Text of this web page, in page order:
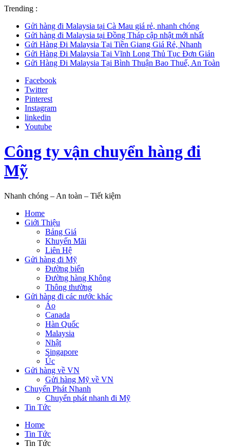
Trending :
Gửi hàng đi Malaysia tại Cà Mau giá rẻ, nhanh chóng
Gửi hàng đi Malaysia tại Đồng Tháp cập nhật mới nhất
Gửi Hàng Đi Malaysia Tại Tiền Giang Giá Rẻ, Nhanh
Gửi Hàng Đi Malaysia Tại Vĩnh Long Thủ Tục Đơn Giản
Gửi Hàng Đi Malaysia Tại Bình Thuận Bao Thuế, An Toàn
Facebook
Twitter
Pinterest
Instagram
linkedin
Youtube
Công ty vận chuyển hàng đi
Mỹ
Nhanh chóng – An toàn – Tiết kiệm
Home
Giới Thiệu
Bảng Giá
Khuyến Mãi
Liên Hệ
Gửi hàng đi Mỹ
Đường biển
Đường hàng Không
Thông thường
Gửi hàng đi các nước khác
Áo
Canada
Hàn Quốc
Malaysia
Nhật
Singapore
Úc
Gửi hàng về VN
Gửi hàng Mỹ về VN
Chuyển Phát Nhanh
Chuyển phát nhanh đi Mỹ
Tin Tức
Home
Tin Tức
Tin Tức